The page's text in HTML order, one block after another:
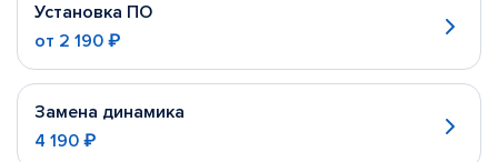
Установка ПО
от 2 190 ₽
Замена динамика
4 190 ₽